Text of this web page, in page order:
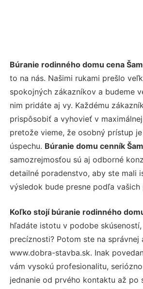
Búranie rodinného domu cena
to na nás. Našimi rukami prešlo
spokojných zákazníkov a budeme
nim pridáte aj vy. Každému
prispôsobiť a vyhovieť v
pretože vieme, že osobný prístup
úspechu. Búranie domu cenník
samozrejmosťou sú aj odborné
detailné poradenstvo, aby ste mali
výsledok bude presne podľa vašich
Koľko stojí búranie rodinného
hľadáte istotu v podobe
precíznosti? Potom ste na správnej
www.dobra-stavba.sk. Inak
vám vysokú profesionalitu,
jednanie od prvého kontaktu až po